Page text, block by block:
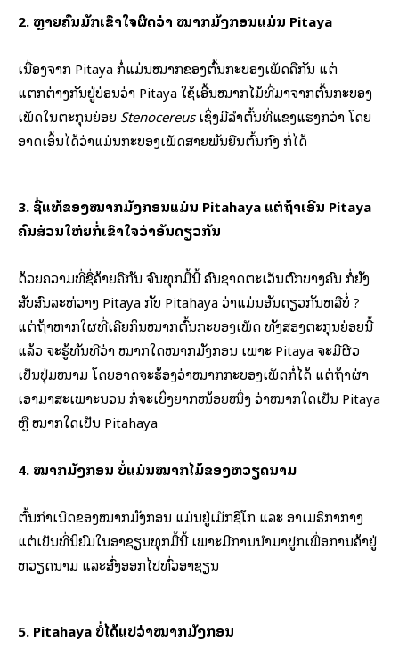
2. ຫຼາຍຄົນມັກເຂົ້າໃຈຜິດວ່າ ໝາກມັງກອນແມ່ນ Pitaya
ເນື່ອງຈາກ Pitaya ກໍ່ແມ່ນໝາກຂອງຕົ້ນກະບອງເພັດຄືກັນ ແຕ່
ແຕກຕ່າງກັນຢູ່ບ່ອນວ່າ Pitaya ໃຊ້ເອີ້ນໝາກໄມ້ທີ່ມາຈາກຕົ້ນກະບອງ
ເພັດໃນຕະກຸນຍ່ອຍ Stenocereusເຊິ່ງມີລໍາຕົ້ນທີ່ແຂງແຮງກວ່າ ໂດຍ
ອາດເອິ້ນໄດ້ວ່າແມ່ນກະບອງເພັດສາຍພັນຍືນຕົ້ນກົງ ກໍ່ໄດ້
3. ຊື່ແທ້ຂອງໝາກມັງກອນແມ່ນ Pitahaya ແຕ່ຖ້າເອີ້ນ Pitaya
ຄົນສ່ວນໃຫ່ຍກໍ່ເຂົ້າໃຈວ່າອັນດຽວກັນ
ດ້ວຍຄວາມທີ່ຊື່ຄ້າຍຄືກັນ ຈົນທຸກມື້ນີ້ ຄົນຊາດຕະເວັນຕົກບາງຄົນ ກໍ່ຍັງ
ສັບສົນລະຫ່ວາງ Pitaya ກັບ Pitahaya ວ່າແມ່ນອັນດຽວກັນຫລືບໍ່ ?
ແຕ່ຖ້າຫາກໃຜທີ່ເຄີຍກິນໝາກຕົ້ນກະບອງເພັດ ທັງສອງຕະກຸນຍ່ອຍນີ້
ແລ້ວ ຈະຮູ້ທັນທີວ່າ ໝາກໃດໝາກມັງກອນ ເພາະ Pitaya ຈະມີຜີວ
ເປັນປຸ່ມໜາມ ໂດຍອາດຈະຮ້ອງວ່າໝາກກະບອງເພັດກໍ່ໄດ້ ແຕ່ຖ້າຜ່າ
ເອົາມາສະເພາະນວນ ກໍ່ຈະເບິ່ງຍາກໜ້ອຍໜຶ່ງ ວ່າໝາກໃດເປັນ Pitaya
ຫຼື ໝາກໃດເປັນ Pitahaya
4. ໝາກມັງກອນ ບໍ່ແມ່ນໝາກໄມ້ຂອງຫວຽດນາມ
ຕົ້ນກຳເນີດຂອງໝາກມັງກອນ ແມ່ນຢູ່ເມັກຊີໂກ ແລະ ອາເມຣີກາກາງ
ແຕ່ເປັນທີ່ນິຍົມໃນອາຊຽນທຸກມື້ນີ້ ເພາະມີການນໍາມາປູກເພື່ອການຄ້າຢູ່
ຫວຽດນາມ ແລະສົ່ງອອກໄປທົ່ວອາຊຽນ
5. Pitahaya ບໍ່ໄດ້ແປວ່າໝາກມັງກອນ